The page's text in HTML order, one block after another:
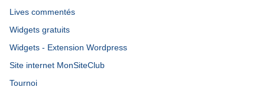
Lives commentés
Widgets gratuits
Widgets - Extension Wordpress
Site internet MonSiteClub
Tournoi